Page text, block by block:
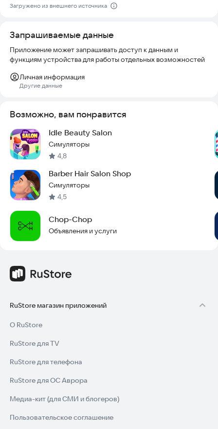
Скачайте приложение TOPGUN прямо сейчас и оцените
Загружено из внешнего источника
Запрашиваемые данные
Приложение может запрашивать доступ к данным и
функциям устройства для работы отдельных возможностей
Личная информация
Другие данные
Возможно, вам понравится
Idle Beauty Salon
Симуляторы
4,8
Barber Hair Salon Shop
Симуляторы
4,5
Chop-Chop
Объявления и услуги
RuStore магазин приложений
О RuStore
RuStore для TV
RuStore для телефона
RuStore для ОС Аврора
Медиа-кит (для СМИ и блогеров)
Пользовательское соглашение